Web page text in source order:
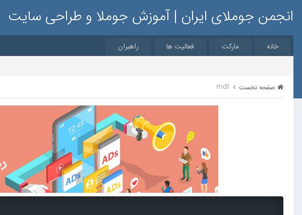
انجمن جوملای ایران | آموزش جوملا و طراحی سایت
خانه مارکت فعالیت ها راهبران
صفحه نخست mdf